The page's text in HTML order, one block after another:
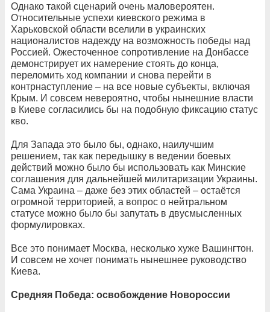
Однако такой сценарий очень маловероятен.
Относительные успехи киевского режима в
Харьковской области вселили в украинских
националистов надежду на возможность победы над
Россией. Ожесточенное сопротивление на Донбассе
демонстрирует их намерение стоять до конца,
переломить ход компании и снова перейти в
контрнаступление – на все новые субъекты, включая
Крым. И совсем невероятно, чтобы нынешние власти
в Киеве согласились бы на подобную фиксацию статус
кво.
Для Запада это было бы, однако, наилучшим
решением, так как передышку в ведении боевых
действий можно было бы использовать как Минские
соглашения для дальнейшей милитаризации Украины.
Сама Украина – даже без этих областей – остаётся
огромной территорией, а вопрос о нейтральном
статусе можно было бы запутать в двусмысленных
формулировках.
Все это понимает Москва, несколько хуже Вашингтон.
И совсем не хочет понимать нынешнее руководство
Киева.
Средняя Победа: освобождение Новороссии